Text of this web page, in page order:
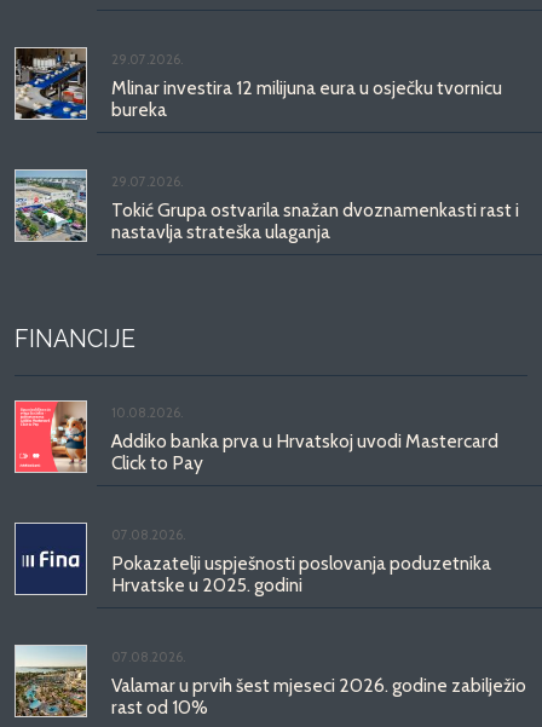
29.07.2026.
Mlinar investira 12 milijuna eura u osječku tvornicu
bureka
29.07.2026.
Tokić Grupa ostvarila snažan dvoznamenkasti rast i
nastavlja strateška ulaganja
FINANCIJE
10.08.2026.
Addiko banka prva u Hrvatskoj uvodi Mastercard
Click to Pay
07.08.2026.
Pokazatelji uspješnosti poslovanja poduzetnika
Hrvatske u 2025. godini
07.08.2026.
Valamar u prvih šest mjeseci 2026. godine zabilježio
rast od 10%